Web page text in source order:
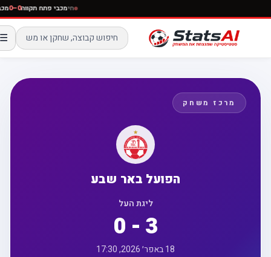
חימכבי פתח תקווה0–0
☰
מרכז משחק
הפועל באר שבע
ליגת העל
0 - 3
18 באפר׳ 2026, 17:30